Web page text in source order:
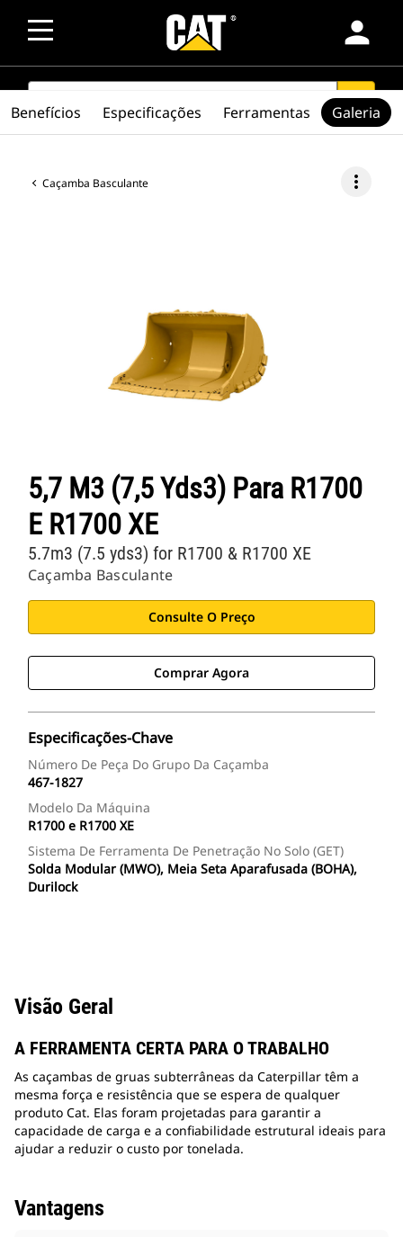
person
SEARCH search
Caçamba Basculante more_vert
5,7 M3 (7,5 Yds3) Para R1700
E R1700 XE
Caçamba Basculante
5.7m3 (7.5 yds3) for R1700 & R1700 XE
Consulte O Preço
Comprar Agora
Especificações-Chave
Número De Peça Do Grupo Da Caçamba
467-1827
Modelo Da Máquina
R1700 e R1700 XE
Sistema De Ferramenta De Penetração No Solo (GET)
Solda Modular (MWO), Meia Seta Aparafusada (BOHA),
Durilock
Benefícios Especificações Ferramentas Galeria
Visão Geral
A FERRAMENTA CERTA PARA O TRABALHO
As caçambas de gruas subterrâneas da Caterpillar têm a
mesma força e resistência que se espera de qualquer
produto Cat. Elas foram projetadas para garantir a
capacidade de carga e a confiabilidade estrutural ideais para
ajudar a reduzir o custo por tonelada.
Vantagens